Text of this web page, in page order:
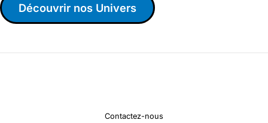
Découvrir nos Univers
Contactez-nous